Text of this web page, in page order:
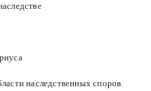
наследственных споров